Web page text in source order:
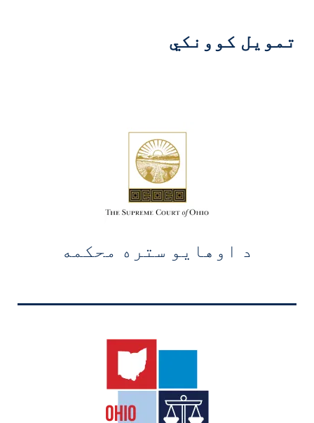
تمویل کوونکي
د اوهایو ستره محکمه